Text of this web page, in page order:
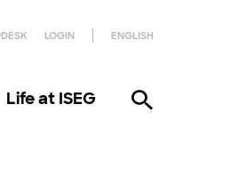
LOGIN ENGLISH
Life at ISEG